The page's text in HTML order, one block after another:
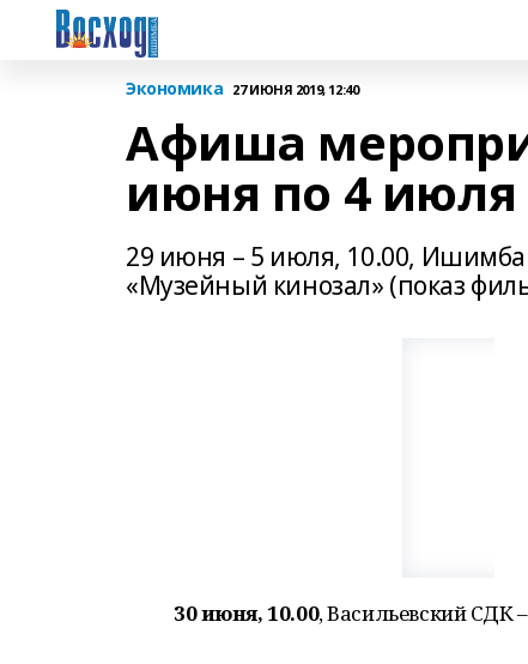
Экономика 27 ИЮНЯ 2019, 12:40
Афиша
июня по 4 июля
29 июня – 5 июля, 10.00,
«Музейный кинозал» (показ
30 июня, 10.00, Васильевский СДК